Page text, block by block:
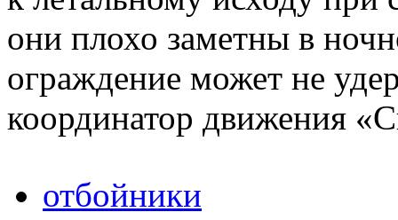
они плохо заметны в
ограждение может не
координатор движения
отбойники